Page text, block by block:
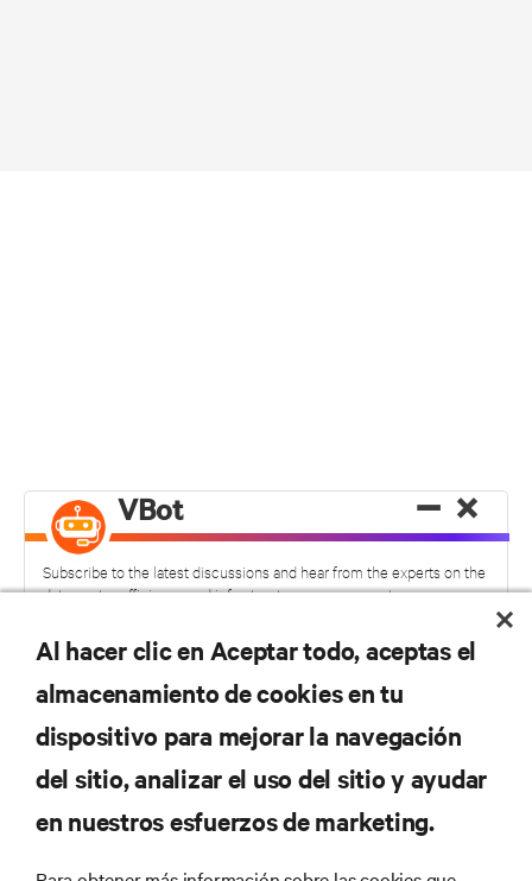
No se pierda nunca una
oferta
− ×
VBot
Subscribe to the latest discussions and hear from the experts on the
data center efficiency and infrastructure management.
Al hacer clic en Aceptar todo, aceptas el
almacenamiento de cookies en tu
dispositivo para mejorar la navegación
del sitio, analizar el uso del sitio y ayudar
en nuestros esfuerzos de marketing.